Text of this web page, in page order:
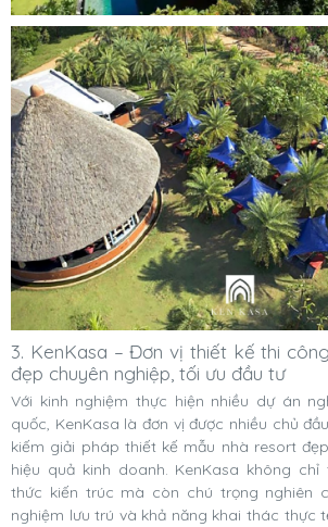
3. KenKasa – Đơn vị thiết kế thi
đẹp chuyên nghiệp, tối ưu đầu tư
Với kinh nghiệm thực hiện nhiều dự án
quốc, KenKasa là đơn vị được nhiều chủ
kiếm giải pháp thiết kế mẫu nhà resort
hiệu quả kinh doanh. KenKasa không
thức kiến trúc mà còn chú trọng nghiên
nghiệm lưu trú và khả năng khai thác thực